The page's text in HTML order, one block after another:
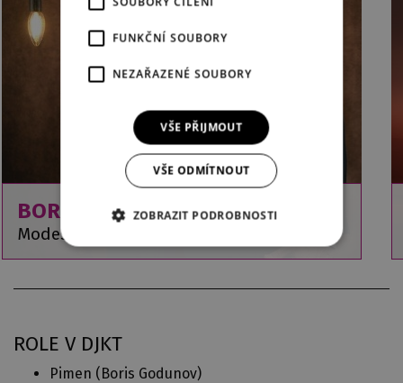
BORIS GODUNOV
Modest Musorgskij
ROLE V DJKT
Pimen (Boris Godunov)
FUNKČNÍ SOUBORY
NEZAŘAZENÉ SOUBORY
VŠE PŘIJMOUT
VŠE ODMÍTNOUT
ZOBRAZIT PODROBNOSTI